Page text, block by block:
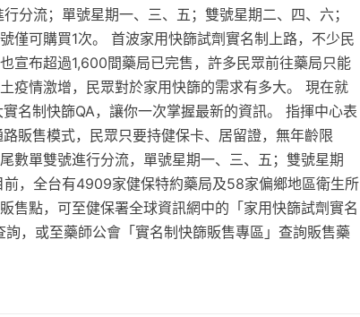
分流；單號星期一、三、五；雙號星期二、四、六；
僅可購買1次。 首波家用快篩試劑實名制上路，不少民
宣布超過1,600間藥局已完售，許多民眾前往藥局只能
疫情激增，民眾對於家用快篩的需求有多大。 現在就
名制快篩QA，讓你一次掌握最新的資訊。 指揮中心表
販售模式，民眾只要持健保卡、居留證，無年齡限
數單雙號進行分流，單號星期一、三、五；雙號星期
，全台有4909家健保特約藥局及58家偏鄉地區衛生所
售點，可至健保署全球資訊網中的「家用快篩試劑實名
，或至藥師公會「實名制快篩販售專區」查詢販售藥